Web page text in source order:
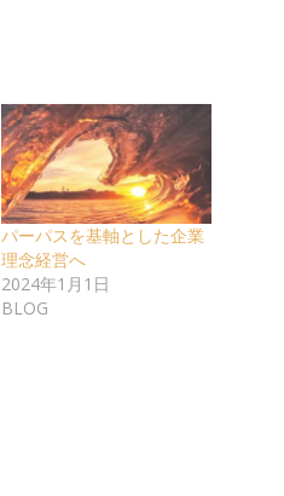
パーパスを基軸とした企業
理念経営へ
2024年1月1日
BLOG